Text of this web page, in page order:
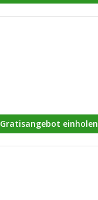
Gratisangebot einholen